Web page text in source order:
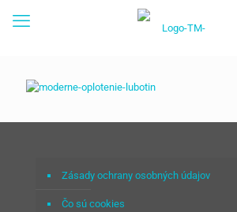
Zásady ochrany osobných údajov
Čo sú cookies